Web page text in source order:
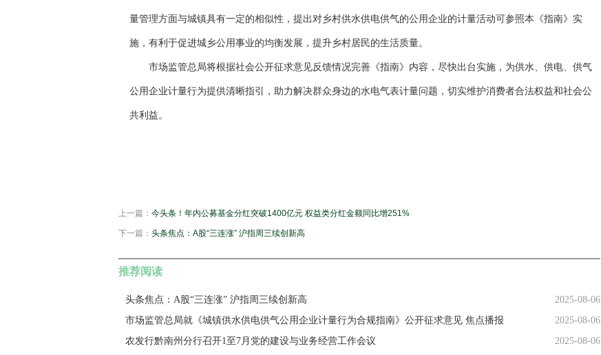
量管理方面与城镇具有一定的相似性，提出对乡村供水供电供气的公用企业的计量活动可参照本《指南》实
施，有利于促进城乡公用事业的均衡发展，提升乡村居民的生活质量。
市场监管总局将根据社会公开征求意见反馈情况完善《指南》内容，尽快出台实施，为供水、供电、供气
公用企业计量行为提供清晰指引，助力解决群众身边的水电气表计量问题，切实维护消费者合法权益和社会公
共利益。
上一篇： 今头条！年内公募基金分红突破1400亿元 权益类分红金额同比增251%
下一篇： 头条焦点：A股“三连涨” 沪指周三续创新高
推荐阅读
头条焦点：A股“三连涨” 沪指周三续创新高
2025-08-06
市场监管总局就《城镇供水供电供气公用企业计量行为合规指南》公开征求意见 焦点播报
2025-08-06
农发行黔南州分行召开1至7月党的建设与业务经营工作会议
2025-08-06